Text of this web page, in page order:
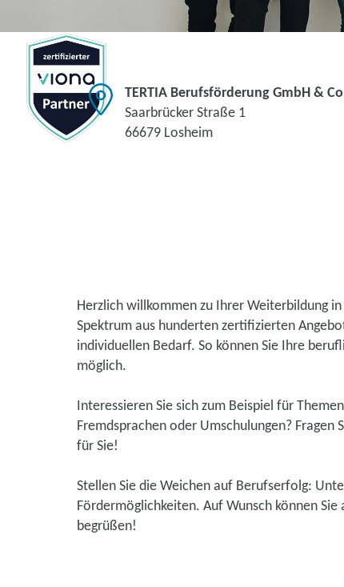
TERTIA Berufsförderung GmbH &
Saarbrücker Straße 1
66679 Losheim
Herzlich willkommen zu Ihrer Weiterbildung in
Spektrum aus hunderten zertifizierten
individuellen Bedarf. So können Sie Ihre
möglich.
Interessieren Sie sich zum Beispiel für
Fremdsprachen oder Umschulungen?
für Sie!
Stellen Sie die Weichen auf Berufserfolg:
Fördermöglichkeiten. Auf Wunsch können
begrüßen!